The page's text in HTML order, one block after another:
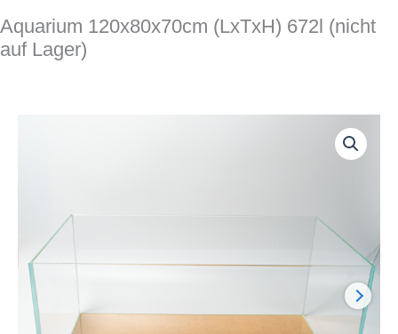
Aquarium 120x80x70cm (LxTxH) 672l (nicht
auf Lager)